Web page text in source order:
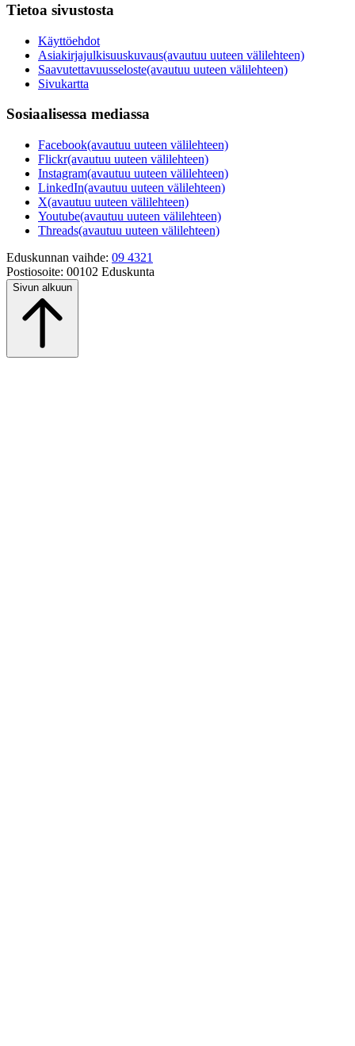
Tietoa sivustosta
Käyttöehdot
Asiakirjajulkisuuskuvaus(avautuu uuteen välilehteen)
Saavutettavuusseloste(avautuu uuteen välilehteen)
Sivukartta
Sosiaalisessa mediassa
Facebook(avautuu uuteen välilehteen)
Flickr(avautuu uuteen välilehteen)
Instagram(avautuu uuteen välilehteen)
LinkedIn(avautuu uuteen välilehteen)
X(avautuu uuteen välilehteen)
Youtube(avautuu uuteen välilehteen)
Threads(avautuu uuteen välilehteen)
Eduskunnan vaihde: 09 4321
Postiosoite: 00102 Eduskunta
Sivun alkuun